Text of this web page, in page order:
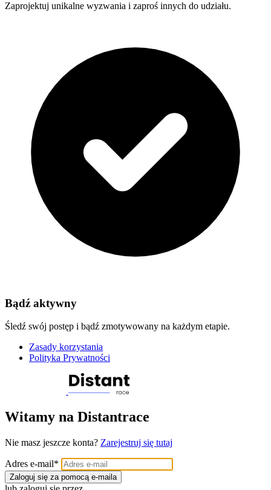
Zaprojektuj unikalne wyzwania i zaproś innych do udziału.
Bądź aktywny
Śledź swój postęp i bądź zmotywowany na każdym etapie.
Zasady korzystania
Polityka Prywatności
Witamy na Distantrace
Nie masz jeszcze konta? Zarejestruj się tutaj
Adres e-mail*
Zaloguj się za pomocą e-maila